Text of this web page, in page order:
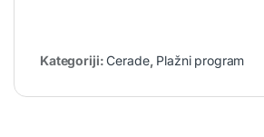
Kategoriji:Cerade, Plažni program